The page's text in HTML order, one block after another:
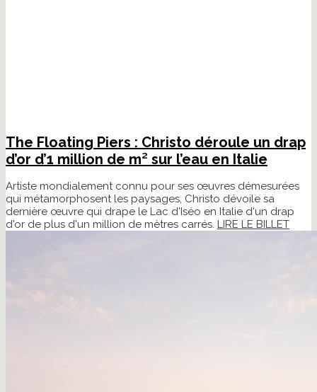
The Floating Piers : Christo déroule un drap
d’or d’1 million de m² sur l’eau en Italie
Artiste mondialement connu pour ses œuvres démesurées
qui métamorphosent les paysages, Christo dévoile sa
dernière œuvre qui drape le Lac d'Iséo en Italie d'un drap
d'or de plus d'un million de mètres carrés. LIRE LE BILLET